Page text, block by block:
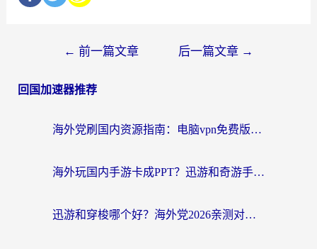
← 前一篇文章 后一篇文章 →
回国加速器推荐
海外党刷国内资源指南：电脑vpn免费版真的能用吗？选对加速器才是关键
海外玩国内手游卡成PPT？迅游和奇游手游哪个好？附真实VPN评测及番茄加速器体验
迅游和穿梭哪个好？海外党2026亲测对比+免费vs付费选择指南，附番茄加速器实测体验